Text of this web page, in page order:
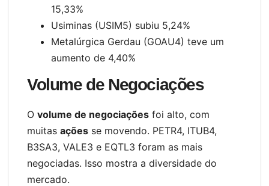
15,33%
Usiminas (USIM5) subiu 5,24%
Metalúrgica Gerdau (GOAU4) teve um
aumento de 4,40%
Volume de Negociações
O volume de negociações foi alto, com
muitas ações se movendo. PETR4, ITUB4,
B3SA3, VALE3 e EQTL3 foram as mais
negociadas. Isso mostra a diversidade do
mercado.